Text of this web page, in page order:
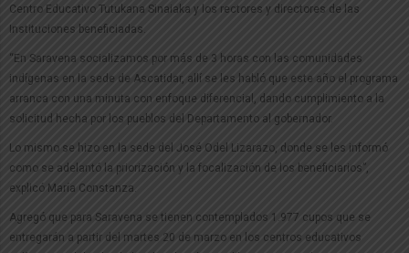
Centro Educativo Tutukana Sinaiaka y los rectores y directores de las
Instituciones beneficiadas.
“En Saravena socializamos por más de 3 horas con las comunidades
indígenas en la sede de Ascatidar, allí se les habló que este año el programa
arranca con una minuta con enfoque diferencial, dando cumplimiento a la
solicitud hecha por los pueblos del Departamento al gobernador.
Lo mismo se hizo en la sede del José Odel Lizarazo, donde se les informó
como se adelantó la priorización y la focalización de los beneficiarios”,
explicó María Constanza.
Agregó que para Saravena se tienen contemplados 1.977 cupos que se
entregarán a partir del martes 20 de marzo en los centros educativos